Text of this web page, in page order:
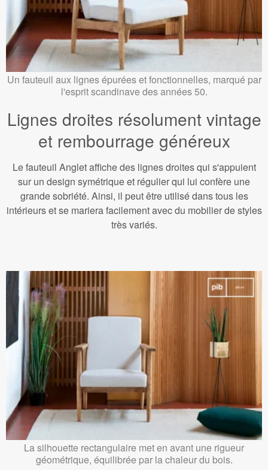
Un fauteuil aux lignes épurées et fonctionnelles, marqué par
l'esprit scandinave des années 50.
Lignes droites résolument vintage
et rembourrage généreux
Le fauteuil Anglet affiche des lignes droites qui s'appuient
sur un design symétrique et régulier qui lui confère une
grande sobriété. Ainsi, il peut être utilisé dans tous les
intérieurs et se mariera facilement avec du mobilier de styles
très variés.
La silhouette rectangulaire met en avant une rigueur
géométrique, équilibrée par la chaleur du bois.